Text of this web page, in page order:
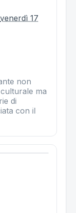
venerdì 17
non
ma
di
con il